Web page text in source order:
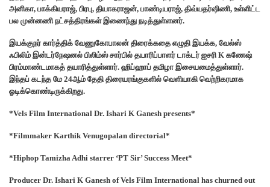
அனிகா, பாக்கியராஜ், பிரபு, தியாகராஜன், பாண்டியராஜ், திவ்யதர்ஷிணி, உள்ளிட்ட
பல முன்னணி நட்சத்திரங்கள் இணைந்து நடித்துள்ளனர்.
இயக்குநர் கார்த்திக் வேணுகோபாலன் திரைக்கதை எழுதி இயக்க, வேல்ஸ்
ஃபிலிம் இன்டர்நேஷனல் பிலிம்ஸ் சார்பில் தயாரிப்பாளர் டாக்டர் ஐசரி K கணேஷ்
பிரம்மாண்டமாகத் தயாரித்துள்ளார். ஹிப்ஹாப் தமிழா இசையமைத்துள்ளார்.
இந்தப் கடந்த மே 24ஆம் தேதி திரையரங்குகளில் வெளியாகி வெற்றிகரமாக
ஓடிக்கொண்டிருக்கிறது.
*Vels Film International Dr. Ishari K Ganesh presents*
*Filmmaker Karthik Venugopalan directorial*
*Hiphop Tamizha Adhi starrer ‘PT Sir’ Success Meet*
Producer Dr. Ishari K Ganesh of Vels Film International has churned out